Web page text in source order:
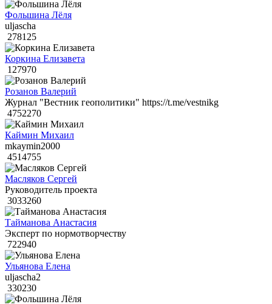
Фольшина Лёля
uljascha
278125
Коркина Елизавета
127970
Розанов Валерий
Журнал "Вестник геополитики" https://t.me/vestnikg
4752270
Каймин Михаил
mkaymin2000
4514755
Масляков Сергей
Руководитель проекта
3033260
Тайманова Анастасия
Эксперт по нормотворчеству
722940
Ульянова Елена
uljascha2
330230